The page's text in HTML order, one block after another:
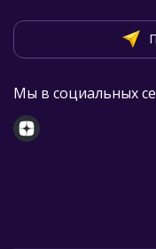
Мы в социальных